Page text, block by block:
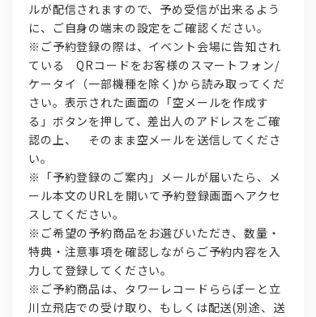
ルが配信されますので、予め受信が出来るよう
に、ご自身の端末の設定をご確認ください。
※ご予約登録の際は、イベント会場に告知され
ている QRコードをお客様のスマートフォン/
ケータイ（一部機種を除く)から読み取ってくだ
さい。表示された画面の「空メールを作成す
る」ボタンを押して、差出人のアドレスをご確
認の上、 そのまま空メールを送信してくださ
い。
※「予約登録のご案内」メールが届いたら、メ
ール本文のURLを開いて予約登録画面へアクセ
スしてください。
※ご希望の予約商品をお選びいただき、数量・
特典・注意事項を確認しながらご予約内容を入
力して登録してください。
※ご予約商品は、タワーレコードららぽーと立
川立飛店での受け取り、もしくは配送(別途、送